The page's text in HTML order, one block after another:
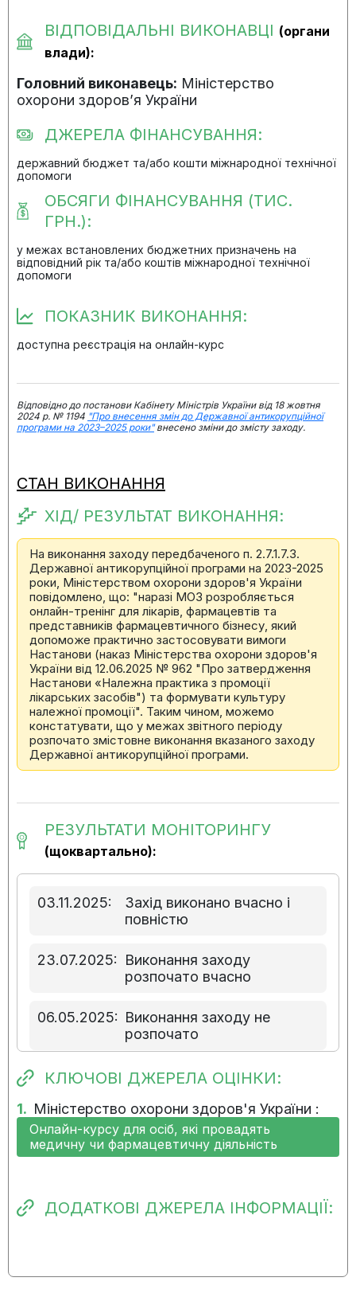
ВІДПОВІДАЛЬНІ ВИКОНАВЦІ (органи
влади):
Головний виконавець: Міністерство
охорони здоров’я України
ДЖЕРЕЛА ФІНАНСУВАННЯ:
державний бюджет та/або кошти міжнародної технічної
допомоги
ОБСЯГИ ФІНАНСУВАННЯ (ТИС.
ГРН.):
у межах встановлених бюджетних призначень на
відповідний рік та/або коштів міжнародної технічної
допомоги
ПОКАЗНИК ВИКОНАННЯ:
доступна реєстрація на онлайн-курс
Відповідно до постанови Кабінету Міністрів України від 18 жовтня
2024 р. № 1194 "Про внесення змін до Державної антикорупційної
програми на 2023–2025 роки"внесено зміни до змісту заходу.
СТАН ВИКОНАННЯ
ХІД/ РЕЗУЛЬТАТ ВИКОНАННЯ:
На виконання заходу передбаченого п. 2.7.1.7.3.
Державної антикорупційної програми на 2023-2025
роки, Міністерством охорони здоров'я України
повідомлено, що: "наразі МОЗ розробляється
онлайн-тренінг для лікарів, фармацевтів та
представників фармацевтичного бізнесу, який
допоможе практично застосовувати вимоги
Настанови (наказ Міністерства охорони здоров'я
України від 12.06.2025 № 962 "Про затвердження
Настанови «Належна практика з промоції
лікарських засобів") та формувати культуру
належної промоції". Таким чином, можемо
констатувати, що у межах звітного періоду
розпочато змістовне виконання вказаного заходу
Державної антикорупційної програми.
РЕЗУЛЬТАТИ МОНІТОРИНГУ
(щоквартально):
03.11.2025:
Захід виконано вчасно і
повністю
23.07.2025:
Виконання заходу
розпочато вчасно
06.05.2025: Виконання заходу не
розпочато
23.01.2025:
Виконання заходу не
розпочато
КЛЮЧОВІ ДЖЕРЕЛА ОЦІНКИ:
1. Міністерство охорони здоров'я України :
Онлайн-курсу для осіб, які провадять
медичну чи фармацевтичну діяльність
ДОДАТКОВІ ДЖЕРЕЛА ІНФОРМАЦІЇ: